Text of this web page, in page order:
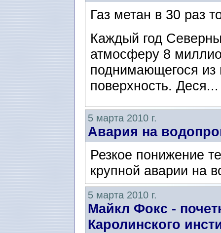
Газ метан в 30 раз
Каждый год
атмосферу 8
поднимающегося из
поверхность.
5 марта 2010 г.
Авария на
Резкое понижение
крупной аварии на
5 марта 2010 г.
Майкл Фокс -
Каролинского